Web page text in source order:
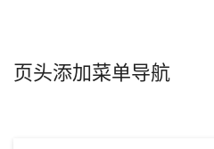
页头添加菜单导航